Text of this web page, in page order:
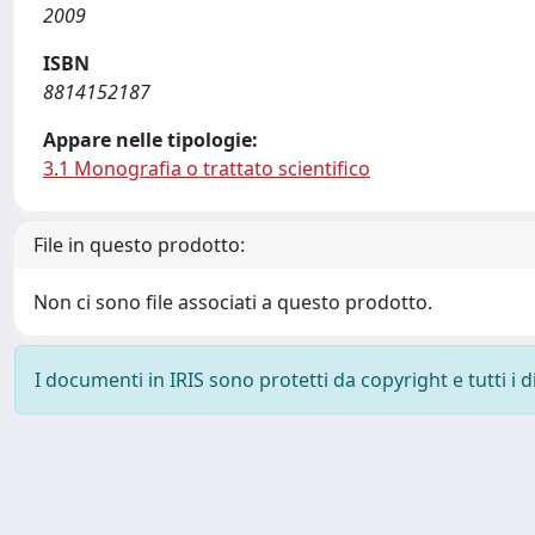
2009
ISBN
8814152187
Appare nelle tipologie:
3.1 Monografia o trattato scientifico
File in questo prodotto:
Non ci sono file associati a questo prodotto.
I documenti in IRIS sono protetti da copyright e tutti i